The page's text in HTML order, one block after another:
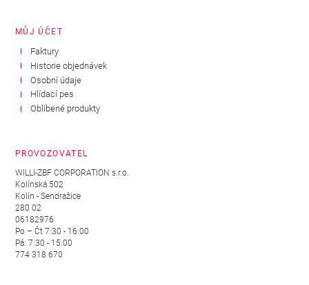
MŮJ ÚČET
Faktury
Historie objednávek
Osobní údaje
Hlídací pes
Oblíbené produkty
PROVOZOVATEL
WILLI-ZBF CORPORATION s.r.o.
Kolínská 502
Kolín - Sendražice
280 02
06182976
Po – Čt 7:30 - 16:00
Pá: 7:30 - 15:00
774 318 670